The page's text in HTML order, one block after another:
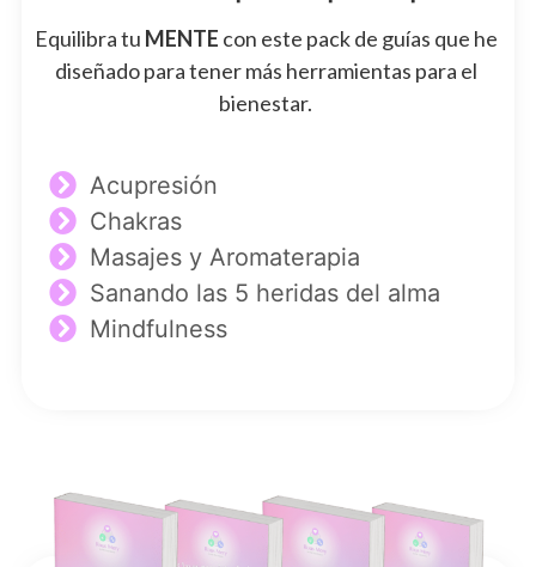
Equilibra tu MENTE con este pack de guías que he
diseñado para tener más herramientas para el
bienestar.
Acupresión
Chakras
Masajes y Aromaterapia
Sanando las 5 heridas del alma
Mindfulness